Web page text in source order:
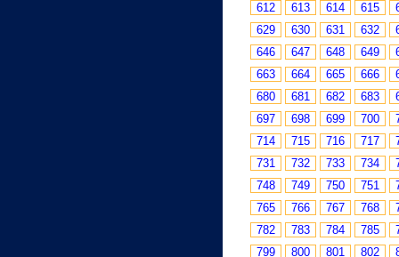
612
613 614 615
629
630 631 632
646
647 648 649
663
664 665 666
680
681 682 683
697
698 699 700
714
715 716 717
731
732 733 734
748
749 750 751
765
766 767 768
782
783 784 785
799
800 801 802